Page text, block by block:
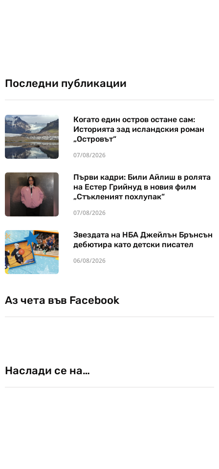
Последни публикации
Когато един остров остане сам:
Историята зад исландския роман
„Островът“
07/08/2026
Първи кадри: Били Айлиш в ролята
на Естер Грийнуд в новия филм
„Стъкленият похлупак“
07/08/2026
Звездата на НБА Джейлън Брънсън
дебютира като детски писател
06/08/2026
Аз чета във Facebook
Наслади се на…